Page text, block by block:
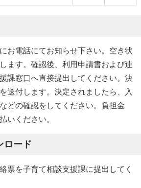
お電話にてお知らせ下さい。空き状
ます。確認後、利用申請書および連
課窓口へ直接提出してください。決
送付します。決定されましたら、入
どの確認をしてください。負担金
いください。
ロード
票を子育て相談支援課に提出してく